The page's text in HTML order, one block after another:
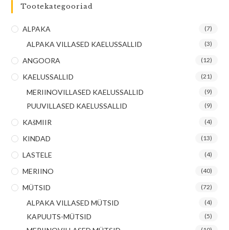
Tootekategooriad
ALPAKA (7)
ALPAKA VILLASED KAELUSSALLID (3)
ANGOORA (12)
KAELUSSALLID (21)
MERIINOVILLASED KAELUSSALLID (9)
PUUVILLASED KAELUSSALLID (9)
KAšMIIR (4)
KINDAD (13)
LASTELE (4)
MERIINO (40)
MÜTSID (72)
ALPAKA VILLASED MÜTSID (4)
KAPUUTS-MÜTSID (5)